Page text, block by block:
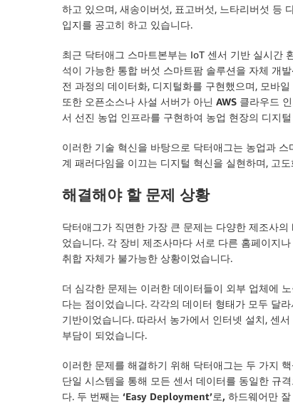
하고 있으며, 새송이버섯, 표고버섯, 느타리버섯 등
입지를 공고히 하고 있습니다.
최근 닥터애그 스마트본부는 IoT 센서 기반 실시간
석이 가능한 통합 버섯 스마트팜 솔루션을 자체 개
전 과정의 데이터화, 디지털화를 구현했으며, 모바
또한 오픈소스나 사설 서버가 아닌 AWS 클라우드
서 선진 농업 인프라를 구현하여 농업 현장의 디지
이러한 기술 혁신을 바탕으로 닥터애그는 농업과 스
계 패러다임을 이끄는 디지털 혁신을 실현하며, 고
해결해야 할 문제 상황
닥터애그가 직면한 가장 큰 문제는 다양한 제조사
었습니다. 각 장비 제조사마다 서로 다른 홈페이지
취합 자체가 불가능한 상황이었습니다.
더 심각한 문제는 이러한 데이터들이 외부 업체에
다는 점이었습니다. 각각의 데이터 형태가 모두 달
기반이었습니다. 따라서 농가에서 인터넷 설치, 센
부담이 되었습니다.
이러한 문제를 해결하기 위해 닥터애그는 두 가지
단일 시스템을 통해 모든 센서 데이터를 동일한 규
다. 두 번째는 ‘Easy Deployment’로, 하드웨어만